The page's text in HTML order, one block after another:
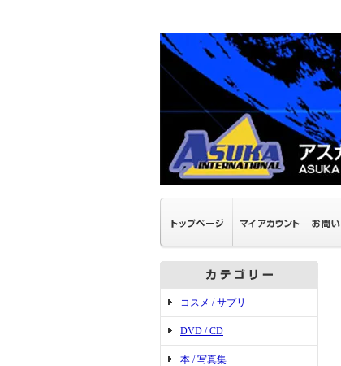
コスメ / サプリ
DVD / CD
本 / 写真集